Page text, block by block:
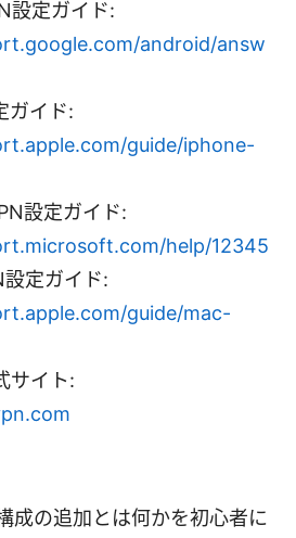
設定ガイド:
android/answ
ガイド:
guide/iphone-
設定ガイド:
help/12345
定ガイド:
guide/mac-
サイト:
成の追加とは何かを初心者に